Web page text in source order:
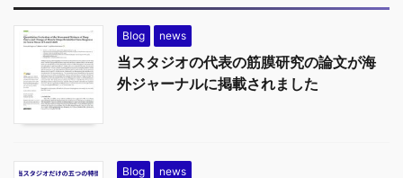
Blog news
当スタジオの代表の筋膜研究の論文が海
外ジャーナルに掲載されました
Blog news